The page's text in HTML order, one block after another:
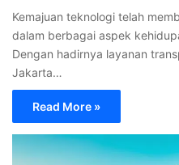
Kemajuan teknologi telah
dalam berbagai aspek
Dengan hadirnya layanan
Jakarta…
Read More »